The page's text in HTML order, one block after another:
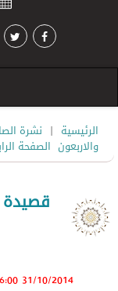
الرئيسية | نشرة
والاربعون الصفحة
قصيدة
31/10/2014 09:56:00